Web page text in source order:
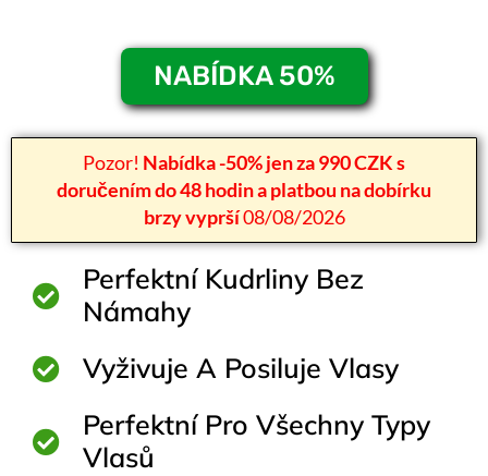
NABÍDKA 50%
Pozor! Nabídka -50% jen za 990 CZK s
doručením do 48 hodin a platbou na dobírku
brzy vyprší08/08/2026
Perfektní Kudrliny Bez
Námahy
Vyživuje A Posiluje Vlasy
Perfektní Pro Všechny Typy
Vlasů